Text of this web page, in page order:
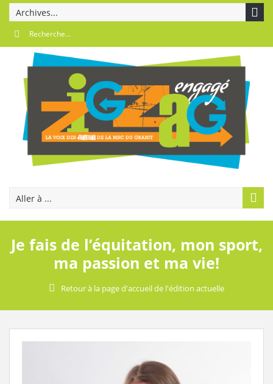
Archives...
Aller à ...
Je fais de l’équitation, mon sport,
ma passion et ma vie!
Retour à la page d'accueil de l'édition actuelle